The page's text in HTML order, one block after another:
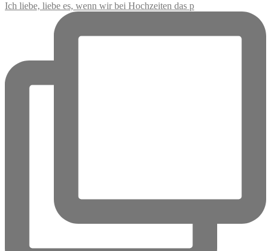
Ich liebe, liebe es, wenn wir bei Hochzeiten das p